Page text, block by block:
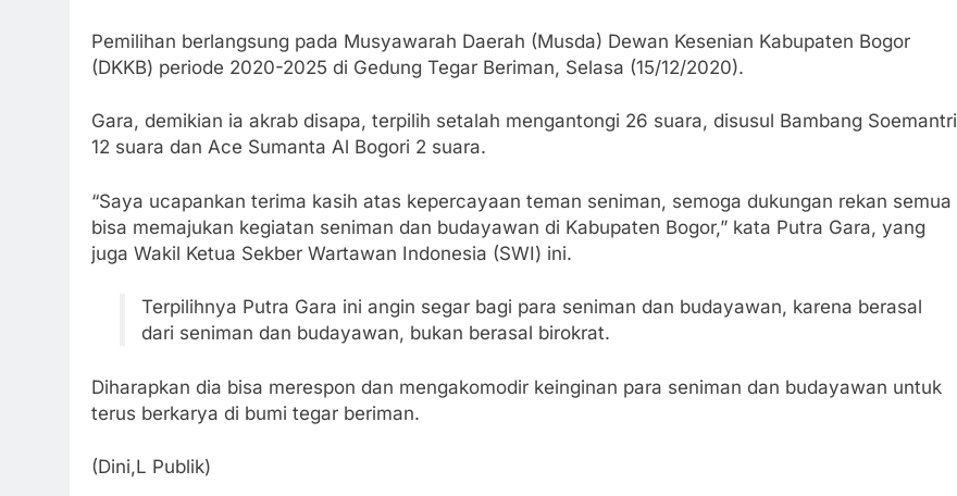
Pemilihan berlangsung pada Musyawarah Daerah (Musda) Dewan Kesenian Kabupaten Bogor
(DKKB) periode 2020-2025 di Gedung Tegar Beriman, Selasa (15/12/2020).
Gara, demikian ia akrab disapa, terpilih setalah mengantongi 26 suara, disusul Bambang Soemantri
12 suara dan Ace Sumanta Al Bogori 2 suara.
“Saya ucapankan terima kasih atas kepercayaan teman seniman, semoga dukungan rekan semua
bisa memajukan kegiatan seniman dan budayawan di Kabupaten Bogor,” kata Putra Gara, yang
juga Wakil Ketua Sekber Wartawan Indonesia (SWI) ini.
Terpilihnya Putra Gara ini angin segar bagi para seniman dan budayawan, karena berasal
dari seniman dan budayawan, bukan berasal birokrat.
Diharapkan dia bisa merespon dan mengakomodir keinginan para seniman dan budayawan untuk
terus berkarya di bumi tegar beriman.
(Dini,L Publik)